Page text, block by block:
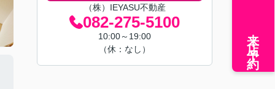
（株）IEYASU不動産
082-275-5100
10:00～19:00
（休：なし）
来店予約